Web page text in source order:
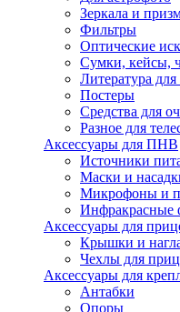
Зеркала и
Фильтры
Оптические
Сумки, кейсы,
Литература
Постеры
Средства для
Разное для
Аксессуары для ПНВ
Источники
Маски и
Микрофоны и
Инфракрасные
Аксессуары для
Крышки и
Чехлы для
Аксессуары для
Антабки
Опоры